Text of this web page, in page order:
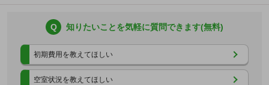
Q 知りたいことを気軽に質問できます(無料)
初期費用を教えてほしい
空室状況を教えてほしい